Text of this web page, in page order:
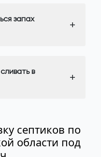
запах
в
септиков по
области под